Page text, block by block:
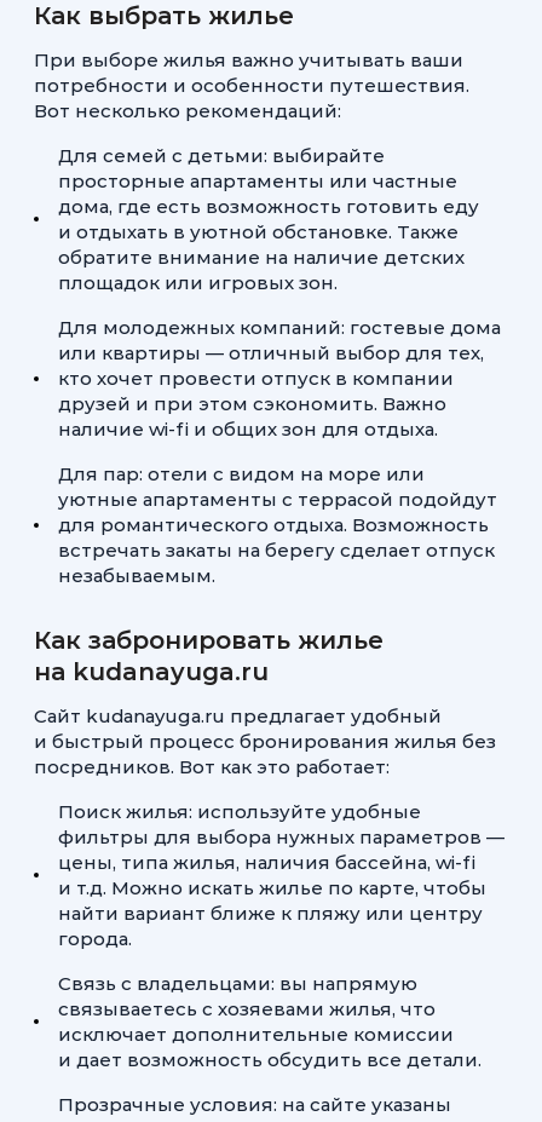
Как выбрать жилье
При выборе жилья важно учитывать ваши
потребности и особенности путешествия.
Вот несколько рекомендаций:
Для семей с детьми: выбирайте
просторные апартаменты или частные
дома, где есть возможность готовить еду
и отдыхать в уютной обстановке. Также
обратите внимание на наличие детских
площадок или игровых зон.
Для молодежных компаний: гостевые дома
или квартиры — отличный выбор для тех,
кто хочет провести отпуск в компании
друзей и при этом сэкономить. Важно
наличие wi-fi и общих зон для отдыха.
Для пар: отели с видом на море или
уютные апартаменты с террасой подойдут
для романтического отдыха. Возможность
встречать закаты на берегу сделает отпуск
незабываемым.
Как забронировать жилье
на kudanayuga.ru
Сайт kudanayuga.ru предлагает удобный
и быстрый процесс бронирования жилья без
посредников. Вот как это работает:
Поиск жилья: используйте удобные
фильтры для выбора нужных параметров —
цены, типа жилья, наличия бассейна, wi-fi
и т.д. Можно искать жилье по карте, чтобы
найти вариант ближе к пляжу или центру
города.
Связь с владельцами: вы напрямую
связываетесь с хозяевами жилья, что
исключает дополнительные комиссии
и дает возможность обсудить все детали.
Прозрачные условия: на сайте указаны